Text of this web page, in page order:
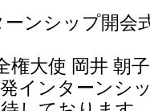
ンシップ開会
権大使 岡井 朝
発インターンシ